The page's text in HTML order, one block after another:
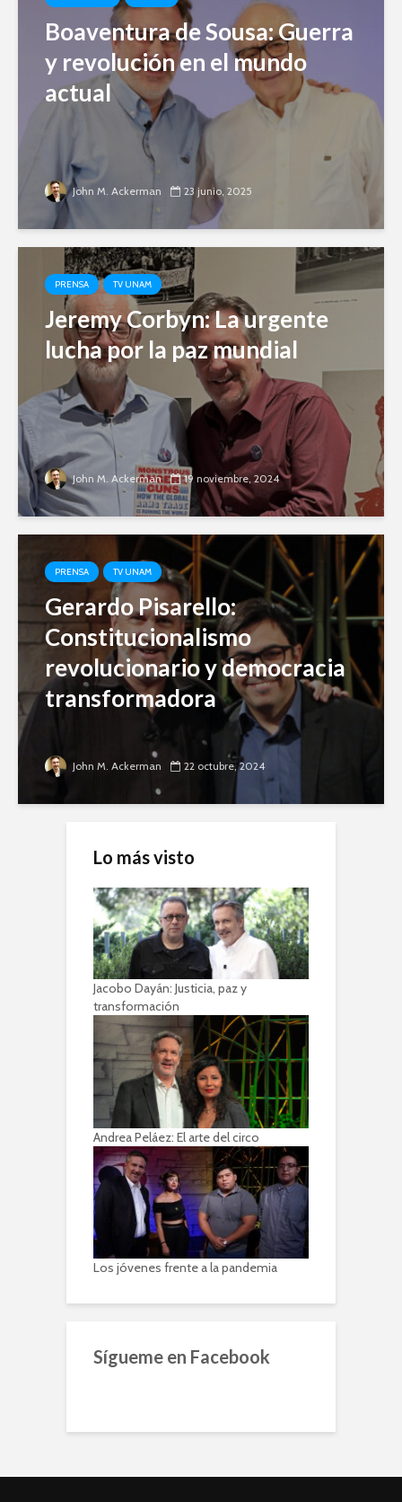
Boaventura de Sousa: Guerra
y revolución en el mundo
actual
John M. Ackerman 23 junio, 2025
PRENSA TV UNAM
Jeremy Corbyn: La urgente
lucha por la paz mundial
John M. Ackerman 19 noviembre, 2024
PRENSA TV UNAM
Gerardo Pisarello:
Constitucionalismo
revolucionario y democracia
transformadora
John M. Ackerman 22 octubre, 2024
Lo más visto
Jacobo Dayán: Justicia, paz y
transformación
Andrea Peláez: El arte del circo
Los jóvenes frente a la pandemia
Sígueme en Facebook